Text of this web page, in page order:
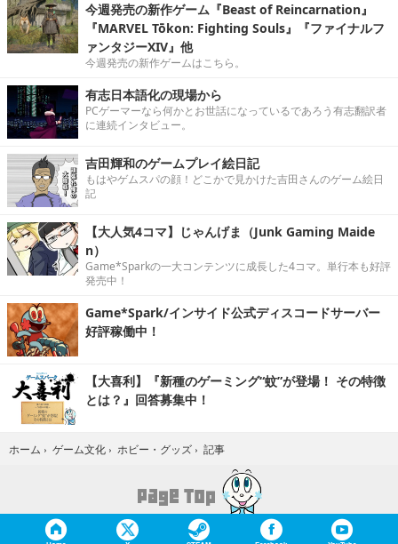
今週発売の新作ゲーム『Beast of Reincarnation』
『MARVEL Tōkon: Fighting Souls』『ファイナルフ
ァンタジーXIV』他
今週発売の新作ゲームはこちら。
有志日本語化の現場から
PCゲーマーなら何かとお世話になっているであろう有志翻訳者
に連続インタビュー。
吉田輝和のゲームプレイ絵日記
もはやゲムスパの顔！どこかで見かけた吉田さんのゲーム絵日
記
【大人気4コマ】じゃんげま（Junk Gaming Maide
n）
Game*Sparkの一大コンテンツに成長した4コマ。単行本も好評
発売中！
Game*Spark/インサイド公式ディスコードサーバー
好評稼働中！
【大喜利】『新種のゲーミング“蚊”が登場！ その特徴
とは？』回答募集中！
ホーム › ゲーム文化 › ホビー・グッズ › 記事